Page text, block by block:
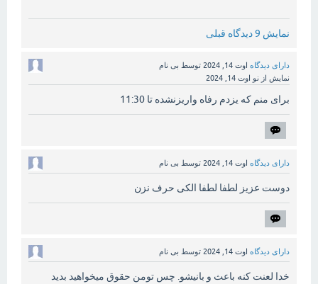
نمایش 9 دیدگاه قبلی
دارای دیدگاه اوت 14, 2024 توسط بی نام
نمایش از نو اوت 14, 2024
برای منم که یزدم رفاه واریزنشده تا 11:30
دارای دیدگاه اوت 14, 2024 توسط بی نام
دوست عزیز لطفا لطفا الکی حرف نزن
دارای دیدگاه اوت 14, 2024 توسط بی نام
خدا لعنت کنه باعث و بانیشو. چس تومن حقوق میخواهید بدید